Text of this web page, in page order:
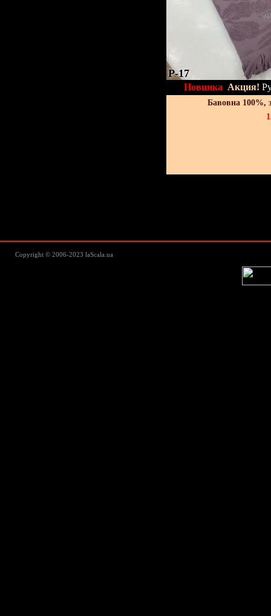
P-17
Новинка Акция!
Бавовна 100%,
Copyright © 2006-2023 laScala.ua